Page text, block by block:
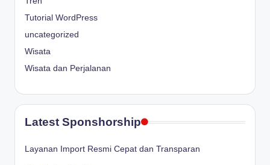
Tutorial WordPress
uncategorized
Wisata
Wisata dan Perjalanan
Latest Sponshorship
Layanan Import Resmi Cepat dan Transparan